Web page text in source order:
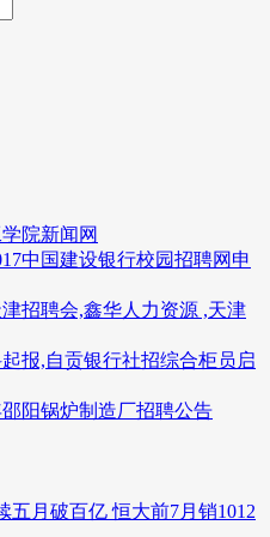
院新闻网
中国建设银行校园招聘网申
招聘会,鑫华人力资源 ,天津
报,自贡银行社招综合柜员启
阳锅炉制造厂招聘公告
五月破百亿 恒大前7月销1012